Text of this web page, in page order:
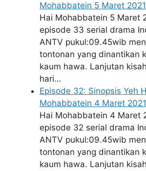
Mohabbatein 5 Maret 2021
Hai Mohabbatein 5 Maret
episode 33 serial drama
ANTV pukul:09.45wib
tontonan yang dinantikan
kaum hawa. Lanjutan
hari…
Episode 32: Sinopsis Yeh
Mohabbatein 4 Maret 2021
Hai Mohabbatein 4 Maret
episode 32 serial drama
ANTV pukul:09.45wib
tontonan yang dinantikan
kaum hawa. Lanjutan